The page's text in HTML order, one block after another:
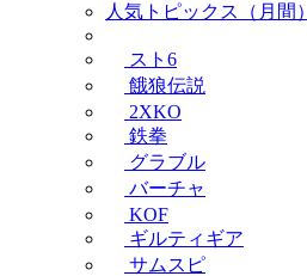
人気トピックス（月間）
スト6
餓狼伝説
2XKO
鉄拳
グラブル
バーチャ
KOF
ギルティギア
サムスピ